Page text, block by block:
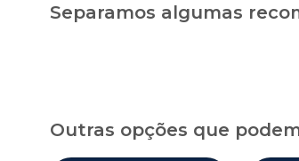
Separamos algumas
Outras opções que